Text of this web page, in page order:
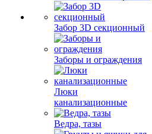
Забор 3D секционный
Заборы и ограждения
Люки
канализационные
Ведра, тазы